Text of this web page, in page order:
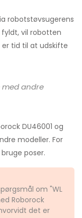
robotstøvsugerens
fyldt, vil robotten
tid til at udskifte
med andre
DU46001 og
modeller. For
poser.
om "WL
Roborock
det er